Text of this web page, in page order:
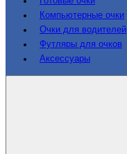
Компьютерные очки
Очки для водителей
Футляры для очков
Аксессуары